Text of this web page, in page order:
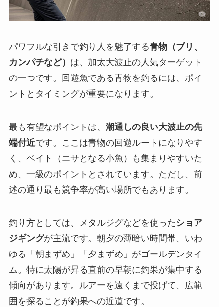
パワフルな引きで釣り人を魅了する青物（ブリ、
カンパチなど） は、加太大波止の人気ターゲット
の一つです。回遊魚である青物を釣るには、ポイ
ントとタイミングが重要になります。
最も有望なポイントは、 潮通しの良い大波止の先
端付近です。ここは青物の回遊ルートになりやす
く、ベイト（エサとなる小魚）も集まりやすいた
め、一級のポイントとされています。ただし、前
述の通り最も競争率が高い場所でもあります。
釣り方としては、メタルジグなどを使った ショア
ジギングが主流です。朝夕の薄暗い時間帯、いわ
ゆる「朝まずめ」「夕まずめ」がゴールデンタイ
ム。特に太陽が昇る直前の早朝に釣果が集中する
傾向があります。ルアーを遠くまで投げて、広範
囲を探ることが釣果への近道です。